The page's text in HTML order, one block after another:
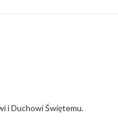
i Duchowi Świętemu.